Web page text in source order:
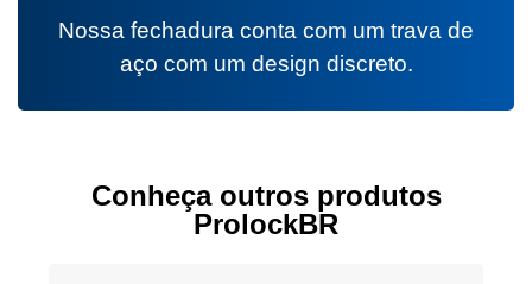
Nossa fechadura conta com um trava de
aço com um design discreto.
Conheça outros produtos
ProlockBR